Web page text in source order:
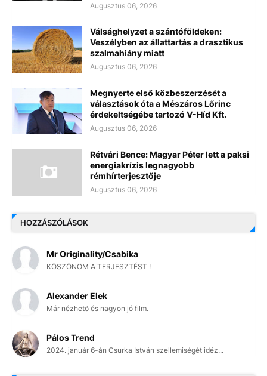
Augusztus 06, 2026
Válsághelyzet a szántóföldeken:
Veszélyben az állattartás a drasztikus
szalmahiány miatt
Augusztus 06, 2026
Megnyerte első közbeszerzését a
választások óta a Mészáros Lőrinc
érdekeltségébe tartozó V-Híd Kft.
Augusztus 06, 2026
Rétvári Bence: Magyar Péter lett a paksi
energiakrízis legnagyobb
rémhírterjesztője
Augusztus 06, 2026
HOZZÁSZÓLÁSOK
Mr Originality/Csabika
KÖSZÖNÖM A TERJESZTÉST !
Alexander Elek
Már nézhető és nagyon jó film.
Pálos Trend
2024. január 6-án Csurka István szellemiségét idéz...